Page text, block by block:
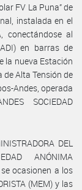
FV La Puna” de
instalada en el
conectándose al
en barras de
la nueva Estación
Alta Tensión de
Andes, operada
SOCIEDAD
DEL
ANÓNIMA
ocasionen a los
(MEM) y las